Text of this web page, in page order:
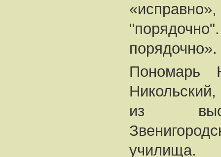
Пономарь
из
училища.